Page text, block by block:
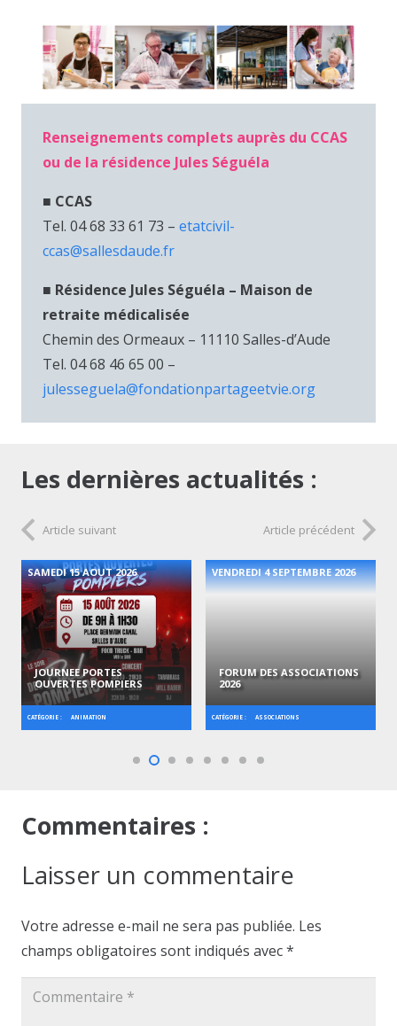
Renseignements complets auprès du CCAS
ou de la résidence Jules Séguéla
■ CCAS
Tel. 04 68 33 61 73 – etatcivil-
ccas@sallesdaude.fr
■ Résidence Jules Séguéla – Maison de
retraite médicalisée
Chemin des Ormeaux – 11110 Salles-d’Aude
Tel. 04 68 46 65 00 –
julesseguela@fondationpartageetvie.org
Les dernières actualités :
Article suivant Article précédent
SAMEDI 15 AOUT 2026
CATÉGORIE : ANIMATION
JOURNEE PORTES
OUVERTES POMPIERS
VENDREDI 4 SEPTEMBRE 2026
CATÉGORIE : ASSOCIATIONS
FORUM DES ASSOCIATIONS
2026
Commentaires :
Laisser un commentaire
Votre adresse e-mail ne sera pas publiée. Les
champs obligatoires sont indiqués avec*